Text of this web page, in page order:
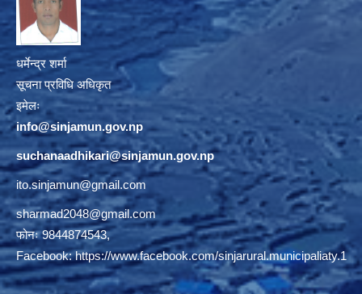
धर्मेन्द्र शर्मा
सूचना प्रविधि अधिकृत
इमेलः
info@sinjamun.gov.np
suchanaadhikari@sinjamun.gov.np
ito.sinjamun@gmail.com
sharmad2048@gmail.com
फोनः 9844874543,
Facebook:https://www.facebook.com/sinjarural.municipaliaty.1